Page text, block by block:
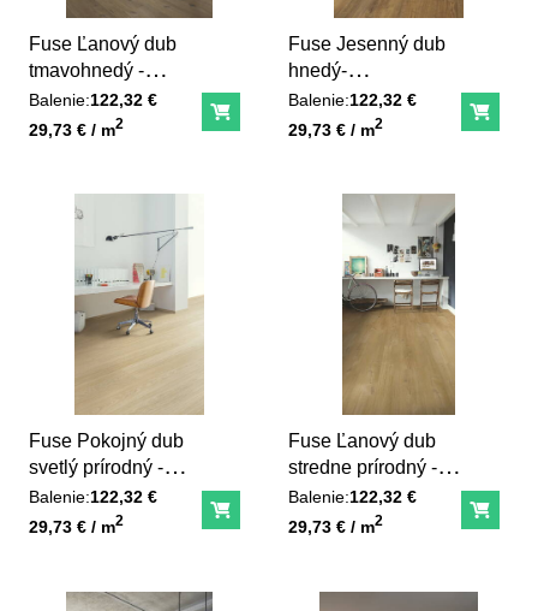
Fuse Ľanový dub
tmavohnedý -
SGMPC20330
Balenie:122,32 €
Unit price
29,73 € / m2 Do košíka
Fuse Jesenný dub
hnedý-
SGMPC20324
Balenie:122,32 €
Unit price
29,73 € / m2 Do
Fuse Pokojný dub
svetlý prírodný -
SGMPC20321
Balenie:122,32 €
Unit price
29,73 € / m2 Do košíka
Fuse Ľanový dub
stredne prírodný -
SGMPC20329
Balenie:122,32 €
Unit price
29,73 € / m2 Do